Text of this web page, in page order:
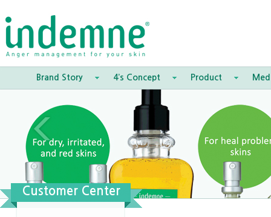
Brand Story 4’s Concept Product
Customer Center